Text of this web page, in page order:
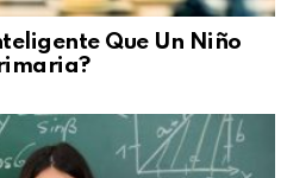
Que Un Niño